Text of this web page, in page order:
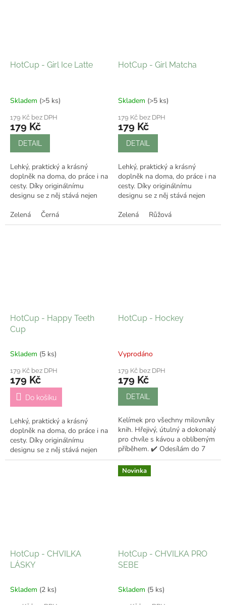
HotCup - Girl Ice Latte
Skladem (>5 ks)
179 Kč bez DPH
179 Kč
DETAIL
Lehký, praktický a krásný
doplněk na doma, do práce i na
cesty. Díky originálnímu
designu se z něj stává nejen
doplněk, který ti bude dělat...
Zelená Černá
HotCup - Girl Matcha
Skladem (>5 ks)
179 Kč bez DPH
179 Kč
DETAIL
Lehký, praktický a krásný
doplněk na doma, do práce i na
cesty. Díky originálnímu
designu se z něj stává nejen
doplněk, který ti bude dělat...
Zelená Růžová
HotCup - Happy Teeth
Cup
Skladem (5 ks)
179 Kč bez DPH
179 Kč
Do košíku
Lehký, praktický a krásný
doplněk na doma, do práce i na
cesty. Díky originálnímu
designu se z něj stává nejen
praktický kelímek, ale i stylový
HotCup - Hockey
Vyprodáno
179 Kč bez DPH
179 Kč
DETAIL
Kelímek pro všechny milovníky
knih. Hřejivý, útulný a dokonalý
pro chvíle s kávou a oblíbeným
příběhem. ✔️ Odesílám do 7
pracovních dní
HotCup - CHVILKA
LÁSKY
Skladem (2 ks)
Novinka
HotCup - CHVILKA PRO
SEBE
Skladem (5 ks)